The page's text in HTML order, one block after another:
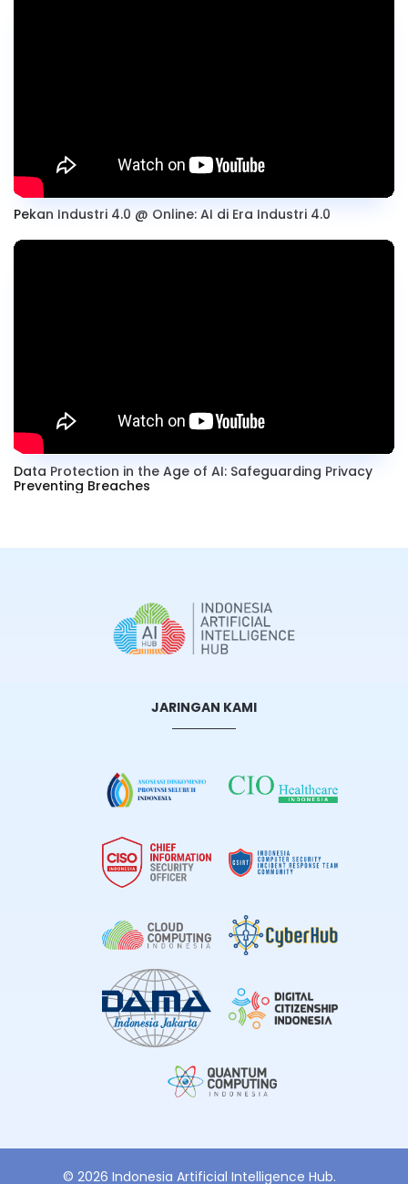
Pekan Industri 4.0 @ Online: AI di Era Industri 4.0
Data Protection in the Age of AI: Safeguarding Privacy
Preventing Breaches
JARINGAN KAMI
© 2026 Indonesia Artificial Intelligence Hub.